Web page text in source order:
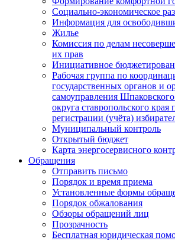
Социально-экономическое
Информация для
Жилье
Комиссия по делам
их прав
Инициативное
Рабочая группа по
государственных органов и
самоуправления
округа ставропольского
регистрации (учёта)
Муниципальный контроль
Открытый бюджет
Карта энергосервисного
Обращения
Отправить письмо
Порядок и время приема
Установленные формы
Порядок обжалования
Обзоры обращений лиц
Прозрачность
Бесплатная юридическая